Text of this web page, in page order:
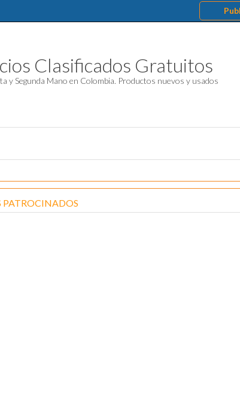
Clasificados Gratuitos
y Segunda Mano en Colombia. Productos nuevos y usados